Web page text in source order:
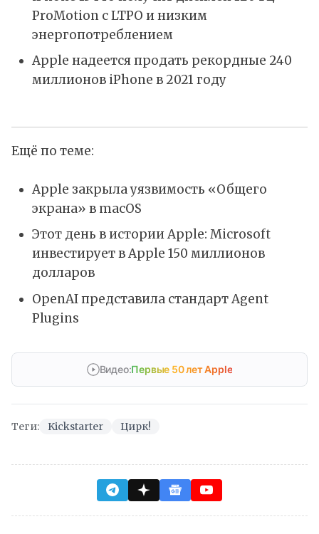
ProMotion с LTPO и низким
энергопотреблением
Apple надеется продать рекордные 240
миллионов iPhone в 2021 году
Ещё по теме:
Apple закрыла уязвимость «Общего
экрана» в macOS
Этот день в истории Apple: Microsoft
инвестирует в Apple 150 миллионов
долларов
OpenAI представила стандарт Agent
Plugins
Видео:Первые 50 лет Apple
Теги: Kickstarter Цирк!